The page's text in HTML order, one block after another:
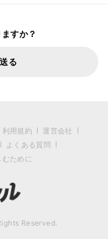
すか？
る
利用規約
運営会社
よくある質問
ために
Reserved.